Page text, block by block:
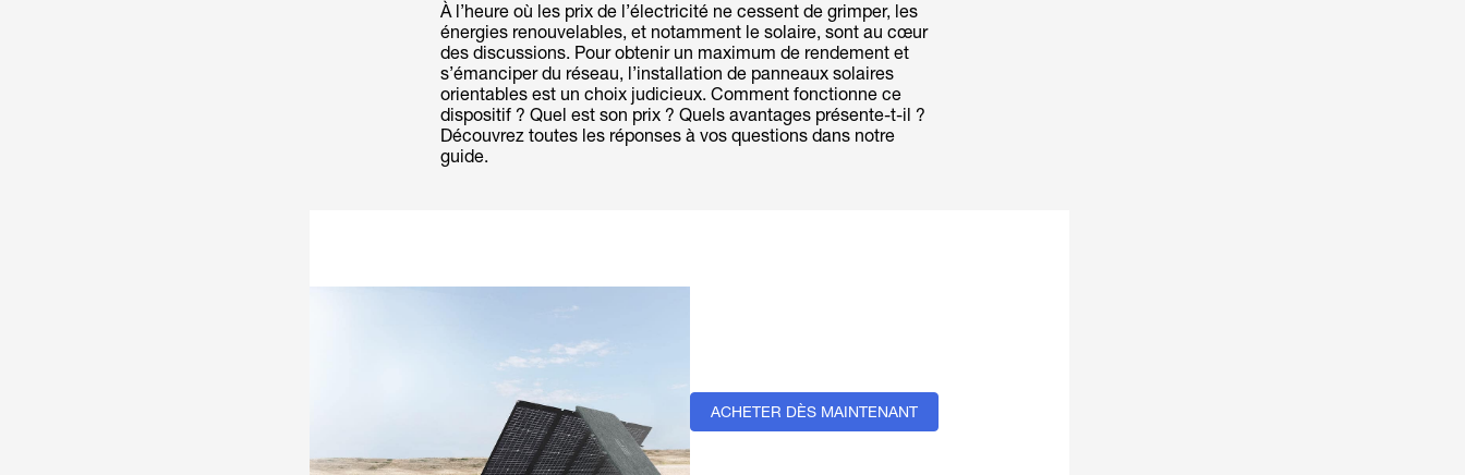
À l’heure où les prix de l’électricité ne cessent de grimper, les
énergies renouvelables, et notamment le solaire, sont au cœur
des discussions. Pour obtenir un maximum de rendement et
s’émanciper du réseau, l’installation de panneaux solaires
orientables est un choix judicieux. Comment fonctionne ce
dispositif ? Quel est son prix ? Quels avantages présente-t-il ?
Découvrez toutes les réponses à vos questions dans notre
ACHETER DÈS MAINTENANT